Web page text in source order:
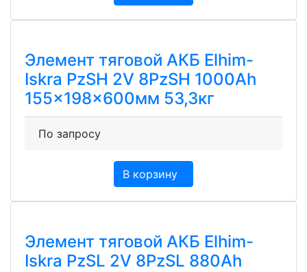
Элемент тяговой АКБ Elhim-
Iskra PzSH 2V 8PzSH 1000Ah
155x198x600мм 53,3кг
По запросу
В корзину
Элемент тяговой АКБ Elhim-
Iskra PzSL 2V 8PzSL 880Ah